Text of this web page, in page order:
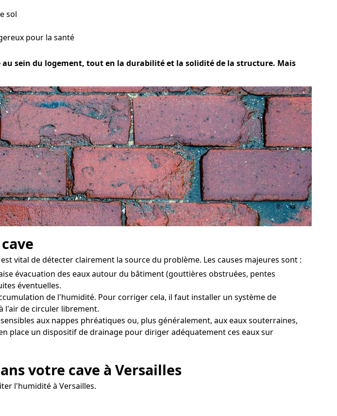
sol
pour la santé
sein du logement, tout en la durabilité et la solidité de la structure. Mais
vital de détecter clairement la source du problème. Les causes majeures sont :
évacuation des eaux autour du bâtiment (gouttières obstruées, pentes
éventuelles.
de l'humidité. Pour corriger cela, il faut installer un système de
l'air de circuler librement.
aux nappes phréatiques ou, plus généralement, aux eaux souterraines,
place un dispositif de drainage pour diriger adéquatement ces eaux sur
votre cave à Versailles
l'humidité à Versailles.